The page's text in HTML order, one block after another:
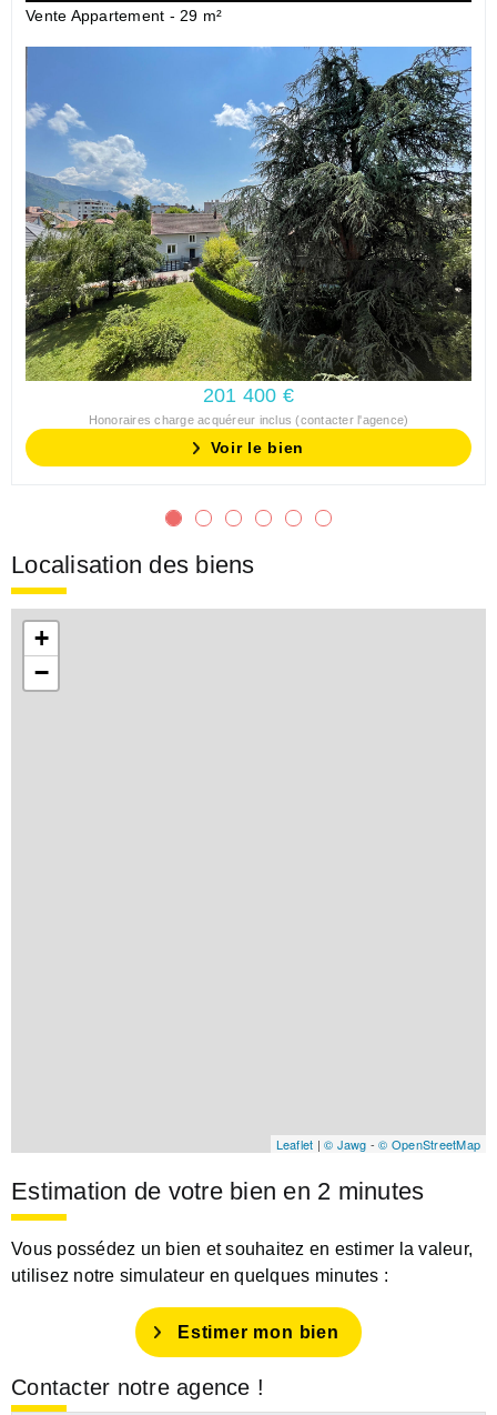
Vente Appartement - 29 m²
201 400 €
Honoraires charge acquéreur inclus (contacter l'agence)
Voir le bien
Localisation des biens
+
−
Leaflet | © Jawg -© OpenStreetMap
Estimation de votre bien en 2 minutes
Vous possédez un bien et souhaitez en estimer la valeur,
utilisez notre simulateur en quelques minutes :
Estimer mon bien
Contacter notre agence !